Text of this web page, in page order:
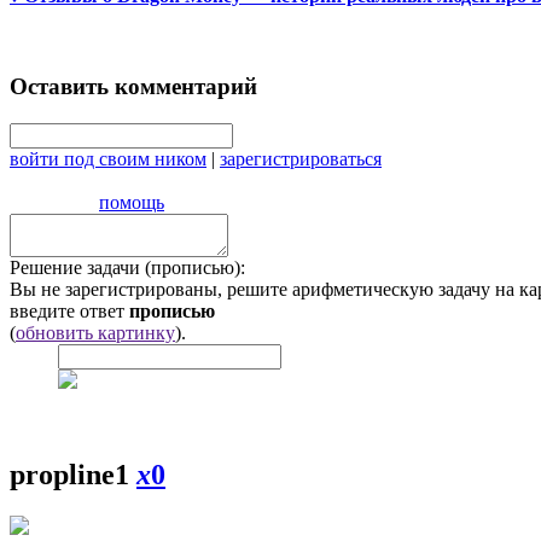
Оставить комментарий
войти под своим ником | зарегистрироваться
помощь
Решение задачи (прописью):
Вы не зарегистрированы, решите арифметическую задачу на
введите ответ прописью
(обновить картинку).
propline1x0